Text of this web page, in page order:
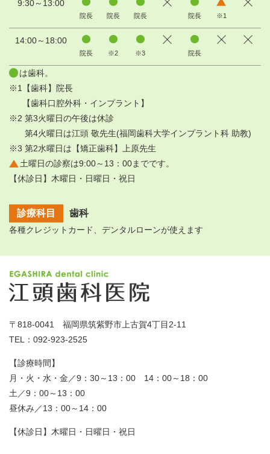
9:30～13:00
院長 院長 院長 院長 ※1
14:00～18:00
院長 ※2 ※3 院長
は歯科。
※1【歯科】院長
【歯科口腔外科・インプラント】
※2 第3火曜日の午後は休診
第4火曜日は江頭 敬先生(福岡歯科大学インプラント科 助教)
※3 第2水曜日は【矯正歯科】上原先生
土曜日の診察は9:00～13：00までです。
【休診日】木曜日・日曜日・祝日
診療科目 歯科
各種クレジットカード、デンタルローンが使えます
〒818-0041 福岡県筑紫野市上古賀4丁目2-11
TEL：092-923-2525
【診療時間】
月・火・水・金／9：30～13：00 14：00～18：00
土／9：00～13：00
昼休み／13：00～14：00
【休診日】木曜日・日曜日・祝日